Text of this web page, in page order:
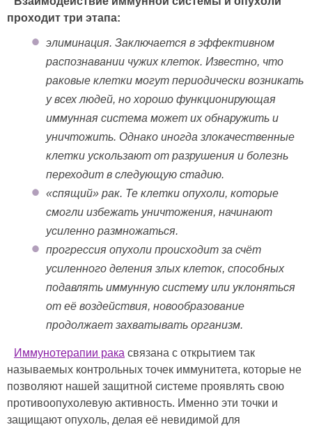
проходит три этапа:
элиминация. Заключается в эффективном
распознавании чужих клеток. Известно, что
раковые клетки могут периодически возникать
у всех людей, но хорошо функционирующая
иммунная система может их обнаружить и
уничтожить. Однако иногда злокачественные
клетки ускользают от разрушения и болезнь
переходит в следующую стадию.
«спящий» рак. Те клетки опухоли, которые
смогли избежать уничтожения, начинают
усиленно размножаться.
прогрессия опухоли происходит за счёт
усиленного деления злых клеток, способных
подавлять иммунную систему или уклоняться
от её воздействия, новообразование
продолжает захватывать организм.
Иммунотерапии рака связана с открытием так
называемых контрольных точек иммунитета, которые не
позволяют нашей защитной системе проявлять свою
противоопухолевую активность. Именно эти точки и
защищают опухоль, делая её невидимой для